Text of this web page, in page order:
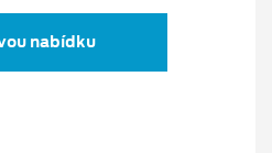
nabídku